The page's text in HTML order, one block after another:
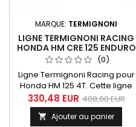
MARQUE: TERMIGNONI
LIGNE TERMIGNONI RACING
HONDA HM CRE 125 ENDURO
(0)
Ligne Termignoni Racing pour
Honda HM 125 4T. Cette ligne
est compatible avec les
machines suivantes : - HM CRE
125 F - HM CRE F 125 RR, - HM
330,48 EUR 408,00 EUR
 Ajouter au panier